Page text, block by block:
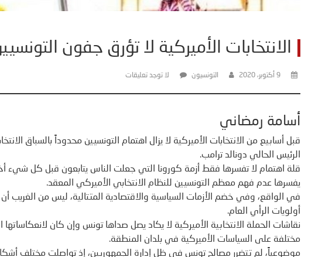
الانتخابات الأميركية لا تؤرق جفون
9 أكتوبر، 2020 التونسيون لا توجد تعليقات
أسامة رمضاني
قبل أسابيع من الانتخابات الأميركية لا يزال اهتمام التونسيين محدوداً بالسباق
الرئيس الحالي دونالد ترامب.
قلة اهتمام لا تفسرها فقط أزمة كورونا التي جعلت الناس يتابعون قبل كل شيء
يفسرها عدم فهم معظم التونسيين للنظام الانتخابي الأميركي المعقد.
في الواقع، وفي خضم الأزمات السياسية والاقتصادية المتتالية، ليس من الغريب
أولويات الرأي العام.
نقاشات الحملة الانتخابية الأميركية لا يكاد يصل صداها تونس وإن كان
مختلفة على السياسات الأميركية في بلدان المنطقة.
موضوعياً، لم تتضرر مصالح تونس في ظل إدارة الجمهوريين، إذ تواصلت مختلف